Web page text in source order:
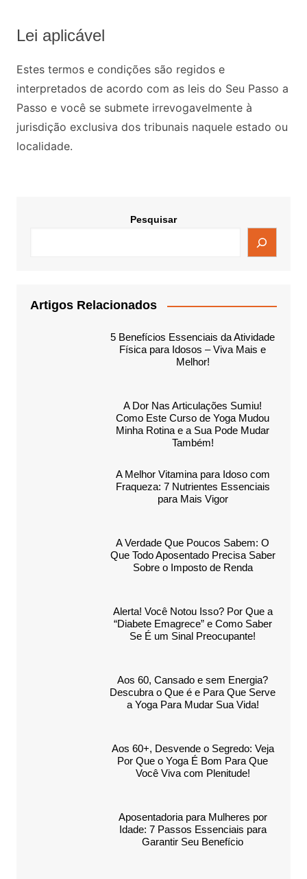
Lei aplicável
Estes termos e condições são regidos e
interpretados de acordo com as leis do Seu Passo a
Passo e você se submete irrevogavelmente à
jurisdição exclusiva dos tribunais naquele estado ou
localidade.
Pesquisar
Artigos Relacionados
5 Benefícios Essenciais da Atividade
Física para Idosos – Viva Mais e
Melhor!
A Dor Nas Articulações Sumiu!
Como Este Curso de Yoga Mudou
Minha Rotina e a Sua Pode Mudar
Também!
A Melhor Vitamina para Idoso com
Fraqueza: 7 Nutrientes Essenciais
para Mais Vigor
A Verdade Que Poucos Sabem: O
Que Todo Aposentado Precisa Saber
Sobre o Imposto de Renda
Alerta! Você Notou Isso? Por Que a
“Diabete Emagrece” e Como Saber
Se É um Sinal Preocupante!
Aos 60, Cansado e sem Energia?
Descubra o Que é e Para Que Serve
a Yoga Para Mudar Sua Vida!
Aos 60+, Desvende o Segredo: Veja
Por Que o Yoga É Bom Para Que
Você Viva com Plenitude!
Aposentadoria para Mulheres por
Idade: 7 Passos Essenciais para
Garantir Seu Benefício